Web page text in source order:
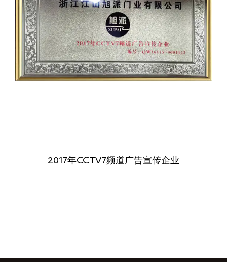
2017年CCTV7频道广告宣传企业